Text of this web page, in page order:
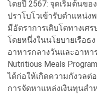
โดยปี 2567: จุดเริ่มต้นข
ปราโบโวเข้ารับตำแหน่ง
มีอัตราการเติบโตทางเศ
โดยหนึ่งในนโยบายเรือธ
อาหารกลางวันและอาหา
Nutritious Meals
ได้ก่อให้เกิดความกังวลต่
การจัดหาแหล่งเงินทุนสำ